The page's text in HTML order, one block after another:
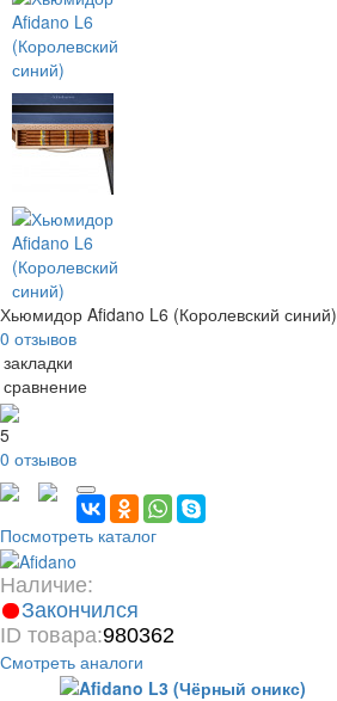
Хьюмидор Afidano L6 (Королевский синий)
0 отзывов
5
0 отзывов
Посмотреть каталог
Наличие:
Закончился
ID товара:980362
Смотреть аналоги